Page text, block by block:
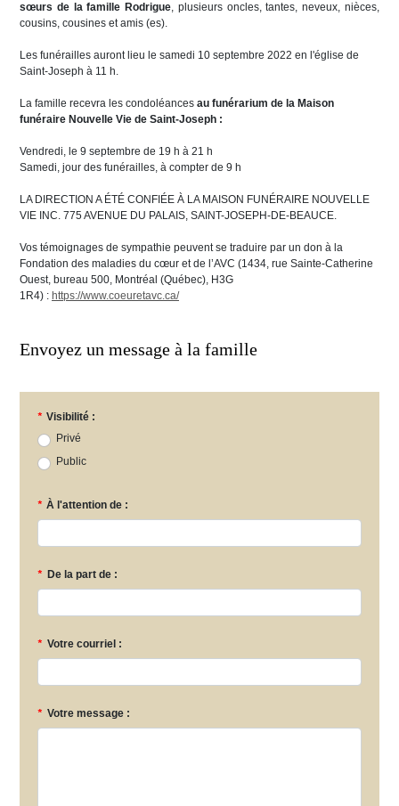
sœurs de la famille Rodrigue, plusieurs oncles, tantes, neveux, nièces,
cousins, cousines et amis (es).
Les funérailles auront lieu le samedi 10 septembre 2022 en l'église de
Saint-Joseph à 11 h.
La famille recevra les condoléances au funérarium de la Maison
funéraire Nouvelle Vie de Saint-Joseph :
Vendredi, le 9 septembre de 19 h à 21 h
Samedi, jour des funérailles, à compter de 9 h
LA DIRECTION A ÉTÉ CONFIÉE À LA MAISON FUNÉRAIRE NOUVELLE
VIE INC. 775 AVENUE DU PALAIS, SAINT-JOSEPH-DE-BEAUCE.
Vos témoignages de sympathie peuvent se traduire par un don à la
Fondation des maladies du cœur et de l’AVC (1434, rue Sainte-Catherine
Ouest, bureau 500, Montréal (Québec), H3G
1R4) : https://www.coeuretavc.ca/
Envoyez un message à la famille
* Visibilité :
Privé
Public
* À l'attention de :
* De la part de :
* Votre courriel :
* Votre message :